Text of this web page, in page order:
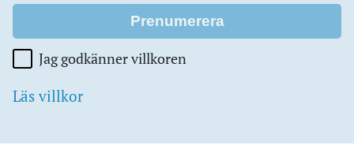
Jag godkänner villkoren
Läs villkor